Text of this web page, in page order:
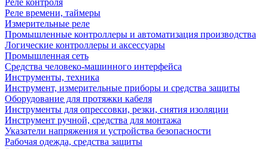
Реле контроля
Реле времени, таймеры
Измерительные реле
Промышленные контроллеры и автоматизация производства
Логические контроллеры и аксессуары
Промышленная сеть
Средства человеко-машинного интерфейса
Инструменты, техника
Инструмент, измерительные приборы и средства защиты
Оборудование для протяжки кабеля
Инструменты для опрессовки, резки, снятия изоляции
Инструмент ручной, средства для монтажа
Указатели напряжения и устройства безопасности
Рабочая одежда, средства защиты